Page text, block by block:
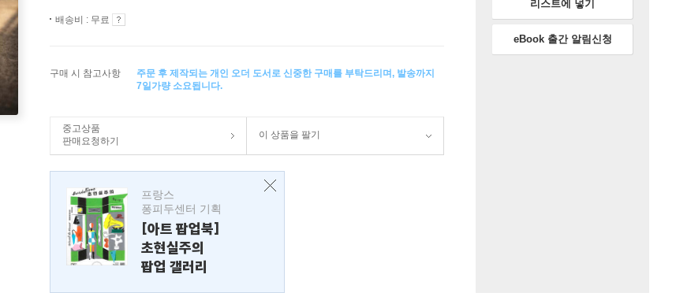
배송비 : 무료
구매 시 참고사항
주문 후 제작되는 개인 오더 도서로 신중한 구매를 부탁드리며, 발송까지
7일가량 소요됩니다.
중고상품
판매요청하기
이 상품을 팔기
프랑스
퐁피두센터 기획
[아트 팝업북]
초현실주의
팝업 갤러리
리스트에 넣기
eBook 출간 알림신청